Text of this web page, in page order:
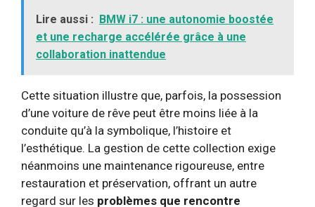
Lire aussi : BMW i7 : une autonomie boostée
et une recharge accélérée grâce à une
collaboration inattendue
Cette situation illustre que, parfois, la possession
d’une voiture de rêve peut être moins liée à la
conduite qu’à la symbolique, l’histoire et
l’esthétique. La gestion de cette collection exige
néanmoins une maintenance rigoureuse, entre
restauration et préservation, offrant un autre
regard sur les problèmes que rencontre